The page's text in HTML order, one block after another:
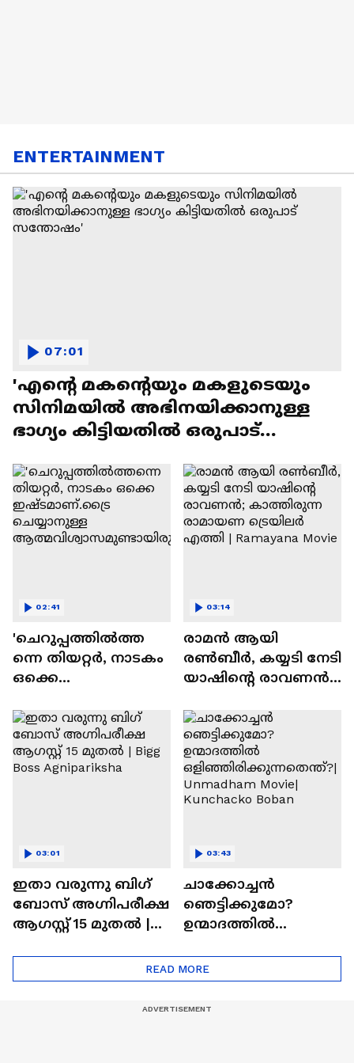
ENTERTAINMENT
'എന്റെ മകന്റെയും മകളുടെയും
സിനിമയിൽ അഭിനയിക്കാനുള്ള
ഭാഗ്യം കിട്ടിയതിൽ ഒരുപാട്
07:01
'ചെറുപ്പത്തിൽത്ത
ന്നെ തിയറ്റർ, നാടകം
ഒക്കെ
ചെയ്യാനുള്ള
ആത്മവിശ്വാസമുണ്ടാ
യിരുന്നില്ല'
02:41
രാമന്‍ ആയി
രൺബീർ, കയ്യടി നേടി
യാഷിന്റെ രാവണൻ;
രാമായണ ട്രെയിലർ
എത്തി | Ramayana
Movie
03:14
ഇതാ വരുന്നു ബിഗ്
ബോസ് അഗ്നിപരീക്ഷ
ആഗസ്റ്റ് 15 മുതൽ |
03:01
ചാക്കോച്ചന്‍
ഞെട്ടിക്കുമോ?
ഉന്മാദത്തിൽ
ന്ത്?| Unmadham
Movie| Kunchacko
03:43
READ MORE